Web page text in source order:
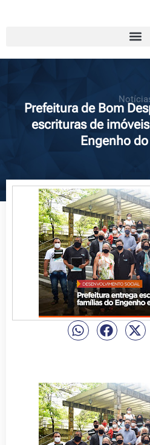
Prefeitura de Bom
escrituras de
Engenho